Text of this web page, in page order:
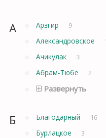
А Арзгир 9
Александровское
Ачикулак 3
Абрам-Тюбе 2
Развернуть
Б Благодарный 16
Бурлацкое 3